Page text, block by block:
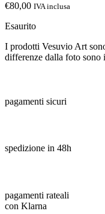
€80,00 IVA inclusa
Esaurito
I prodotti Vesuvio Art
differenze dalla foto sono
pagamenti sicuri
spedizione in 48h
pagamenti rateali
con Klarna